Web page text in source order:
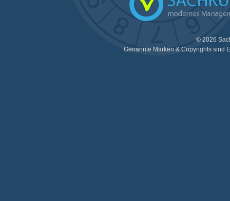
© 2026
Genannte Marken & Copyrights sind